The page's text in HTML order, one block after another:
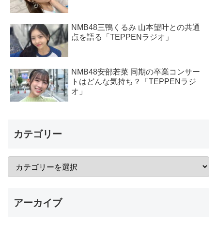
NMB48三鴨くるみ 山本望叶との共通
点を語る「TEPPENラジオ」
NMB48安部若菜 同期の卒業コンサー
トはどんな気持ち？「TEPPENラジ
オ」
カテゴリー
アーカイブ